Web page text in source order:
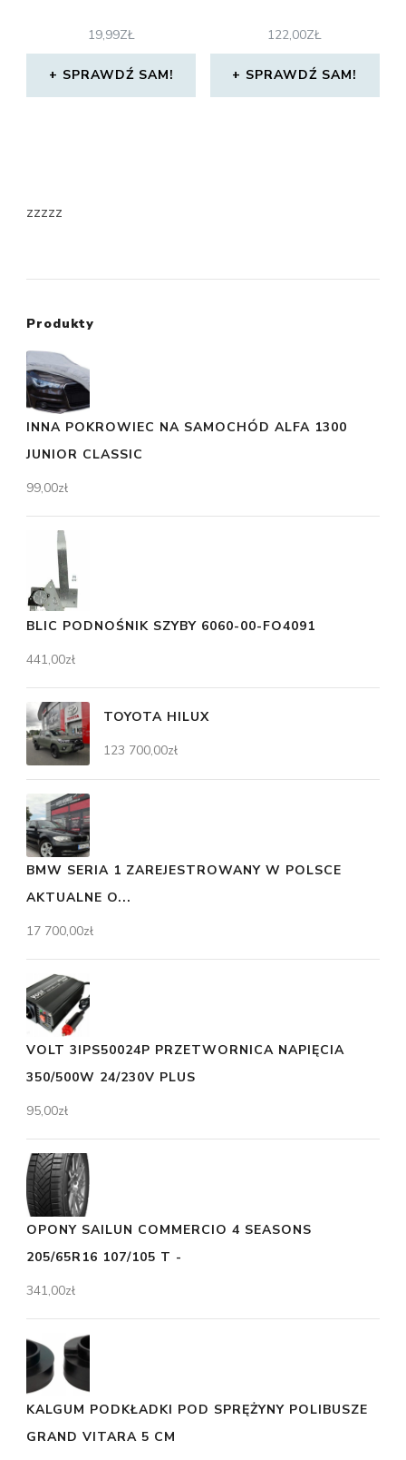
19,99ZŁ
SPRAWDŹ SAM!
122,00ZŁ
SPRAWDŹ SAM!
zzzzz
Produkty
INNA POKROWIEC NA SAMOCHÓD ALFA 1300
JUNIOR CLASSIC
99,00zł
BLIC PODNOŚNIK SZYBY 6060-00-FO4091
441,00zł
TOYOTA HILUX
123 700,00zł
BMW SERIA 1 ZAREJESTROWANY W POLSCE
AKTUALNE O...
17 700,00zł
VOLT 3IPS50024P PRZETWORNICA NAPIĘCIA
350/500W 24/230V PLUS
95,00zł
OPONY SAILUN COMMERCIO 4 SEASONS
205/65R16 107/105 T -
341,00zł
KALGUM PODKŁADKI POD SPRĘŻYNY POLIBUSZE
GRAND VITARA 5 CM